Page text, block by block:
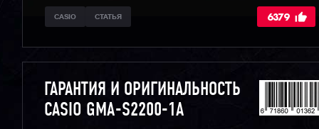
CASIO СТАТЬЯ 6379
ГАРАНТИЯ И ОРИГИНАЛЬНОСТЬ
CASIO GMA-S2200-1A